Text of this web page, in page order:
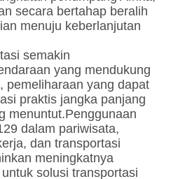
secara bertahap beralih
menuju keberlanjutan
semakin
yang mendukung
pemeliharaan yang dapat
praktis jangka panjang
menuntut.Penggunaan
dalam pariwisata,
dan transportasi
meningkatnya
solusi transportasi